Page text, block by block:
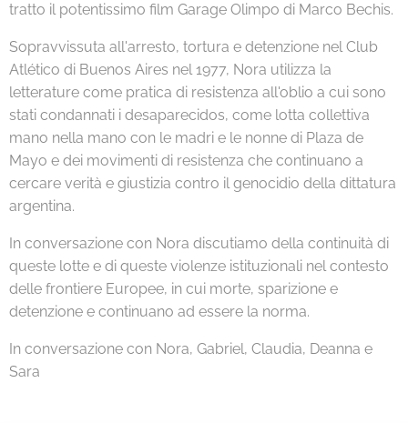
tratto il potentissimo film Garage Olimpo di Marco Bechis.
Sopravvissuta all'arresto, tortura e detenzione nel Club
Atlético di Buenos Aires nel 1977, Nora utilizza la
letterature come pratica di resistenza all'oblio a cui sono
stati condannati i desaparecidos, come lotta collettiva
mano nella mano con le madri e le nonne di Plaza de
Mayo e dei movimenti di resistenza che continuano a
cercare verità e giustizia contro il genocidio della dittatura
argentina.
In conversazione con Nora discutiamo della continuità di
queste lotte e di queste violenze istituzionali nel contesto
delle frontiere Europee, in cui morte, sparizione e
detenzione e continuano ad essere la norma.
In conversazione con Nora, Gabriel, Claudia, Deanna e
Sara